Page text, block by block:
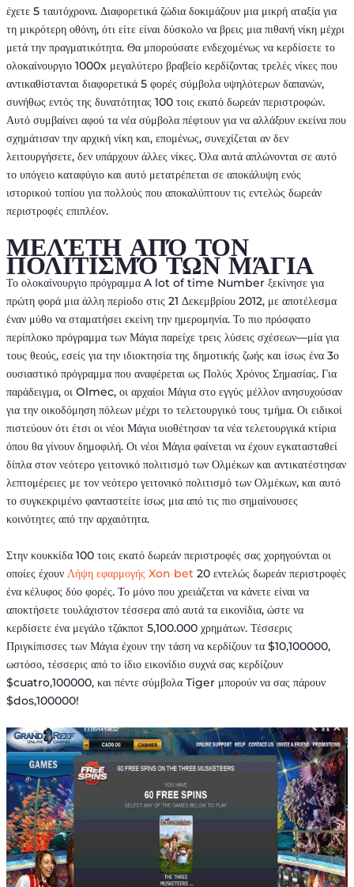
έχετε 5 ταυτόχρονα. Διαφορετικά ζώδια δοκιμάζουν μια μικρή αταξία για
τη μικρότερη οθόνη, ότι είτε είναι δύσκολο να βρεις μια πιθανή νίκη μέχρι
μετά την πραγματικότητα. Θα μπορούσατε ενδεχομένως να κερδίσετε το
ολοκαίνουργιο 1000x μεγαλύτερο βραβείο κερδίζοντας τρελές νίκες που
αντικαθίστανται διαφορετικά 5 φορές σύμβολα υψηλότερων δαπανών,
συνήθως εντός της δυνατότητας 100 τοις εκατό δωρεάν περιστροφών.
Αυτό συμβαίνει αφού τα νέα σύμβολα πέφτουν για να αλλάξουν εκείνα που
σχημάτισαν την αρχική νίκη και, επομένως, συνεχίζεται αν δεν
λειτουργήσετε, δεν υπάρχουν άλλες νίκες. Όλα αυτά απλώνονται σε αυτό
το υπόγειο καταφύγιο και αυτό μετατρέπεται σε αποκάλυψη ενός
ιστορικού τοπίου για πολλούς που αποκαλύπτουν τις εντελώς δωρεάν
περιστροφές επιπλέον.
ΜΕΛΈΤΗ ΑΠΌ ΤΟΝ
ΠΟΛΙΤΙΣΜΌ ΤΩΝ ΜΆΓΙΑ
Το ολοκαίνουργιο πρόγραμμα A lot of time Number ξεκίνησε για
πρώτη φορά μια άλλη περίοδο στις 21 Δεκεμβρίου 2012, με αποτέλεσμα
έναν μύθο να σταματήσει εκείνη την ημερομηνία. Το πιο πρόσφατο
περίπλοκο πρόγραμμα των Μάγια παρείχε τρεις λύσεις σχέσεων—μία για
τους θεούς, εσείς για την ιδιοκτησία της δημοτικής ζωής και ίσως ένα 3ο
ουσιαστικό πρόγραμμα που αναφέρεται ως Πολύς Χρόνος Σημασίας. Για
παράδειγμα, οι Olmec, οι αρχαίοι Μάγια στο εγγύς μέλλον ανησυχούσαν
για την οικοδόμηση πόλεων μέχρι το τελετουργικό τους τμήμα. Οι ειδικοί
πιστεύουν ότι έτσι οι νέοι Μάγια υιοθέτησαν τα νέα τελετουργικά κτίρια
όπου θα γίνουν δημοφιλή. Οι νέοι Μάγια φαίνεται να έχουν εγκατασταθεί
δίπλα στον νεότερο γειτονικό πολιτισμό των Ολμέκων και αντικατέστησαν
λεπτομέρειες με τον νεότερο γειτονικό πολιτισμό των Ολμέκων, και αυτό
το συγκεκριμένο φανταστείτε ίσως μια από τις πιο σημαίνουσες
κοινότητες από την αρχαιότητα.
Στην κουκκίδα 100 τοις εκατό δωρεάν περιστροφές σας χορηγούνται οι
οποίες έχουν Λήψη εφαρμογής Xon bet20 εντελώς δωρεάν περιστροφές
ένα κέλυφος δύο φορές. Το μόνο που χρειάζεται να κάνετε είναι να
αποκτήσετε τουλάχιστον τέσσερα από αυτά τα εικονίδια, ώστε να
κερδίσετε ένα μεγάλο τζάκποτ 5,100.000 χρημάτων. Τέσσερις
Πριγκίπισσες των Μάγια έχουν την τάση να κερδίζουν τα $10,100000,
ωστόσο, τέσσερις από το ίδιο εικονίδιο συχνά σας κερδίζουν
$cuatro,100000, και πέντε σύμβολα Tiger μπορούν να σας πάρουν
$dos,100000!